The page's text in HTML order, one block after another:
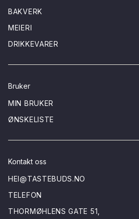
BAKVERK
MEIERI
DRIKKEVARER
Bruker
MIN BRUKER
ØNSKELISTE
Kontakt oss
HEI@TASTEBUDS.NO
TELEFON
THORMØHLENS GATE 51,